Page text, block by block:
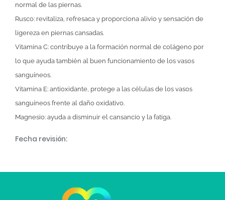
normal de las piernas.
Rusco: revitaliza, refresaca y proporciona alivio y sensación de
ligereza en piernas cansadas.
Vitamina C: contribuye a la formación normal de colágeno por
lo que ayuda también al buen funcionamiento de los vasos
sanguíneos.
Vitamina E: antioxidante, protege a las células de los vasos
sanguíneos frente al daño oxidativo.
Magnesio: ayuda a disminuir el cansancio y la fatiga.
Fecha revisión: